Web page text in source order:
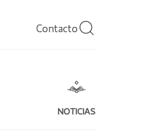
Contacto
NOTICIAS